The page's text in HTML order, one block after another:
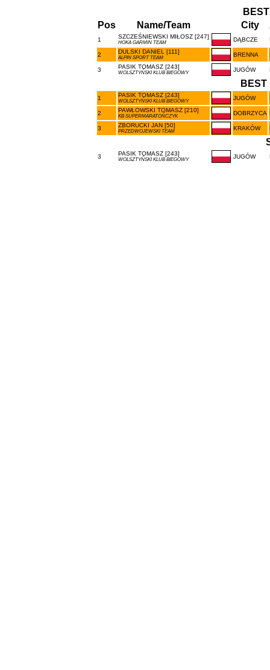
Pos
Name/Team City
1 SZCZEŚNIEWSKI MIŁOSZ [247]
HOKA GARMIN TEAM DĄBCZE
2 DULSKI DANIEL [111]
ALPIN SPORT TEAM BRENNA
3 PASIK TOMASZ [243]
WOLSZTYŃSKI KLUB BIEGOWY JUGÓW
BEST
1 PASIK TOMASZ [243]
WOLSZTYŃSKI KLUB BIEGOWY JUGÓW
2 PAWŁOWSKI TOMASZ [210]
KB SUPERMARATOŃCZYK DOBRZYCA
3 ZBORUCKI JAN [50]
PRZEDWOJEWSKI TEAM KRAKÓW
3 PASIK TOMASZ [243]
WOLSZTYŃSKI KLUB BIEGOWY JUGÓW